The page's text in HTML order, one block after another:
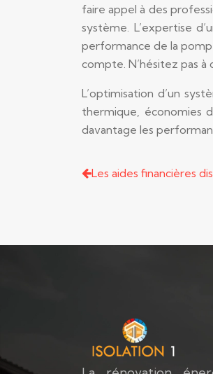
faire appel à des
système. L’expertise
performance de la
compte. N’hésitez pas
L’optimisation d’un
thermique, économies
davantage les
Les aides financières